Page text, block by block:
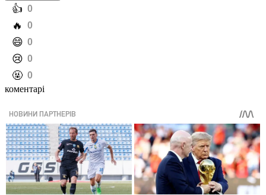
️👍 0
️🔥 0
️😄 0
️😢 0
️🤬 0
коментарі